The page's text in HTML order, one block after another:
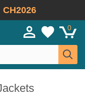
CH2026
0